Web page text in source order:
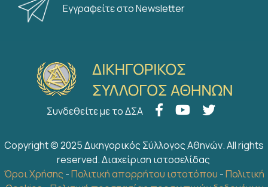
Εγγραφείτε στο Newsletter
Συνδεθείτε με το ΔΣΑ
Copyright © 2025 Δικηγορικός Σύλλογος Αθηνών. All rights
reserved.Διαχείριση ιστοσελίδας
Όροι Χρήσης -Πολιτική απορρήτου ιστοτόπου -Πολιτική